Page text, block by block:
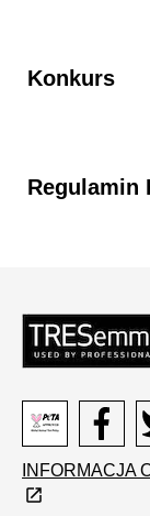
Konkurs
Regulamin
Peta
logo
Facebook
INFORMACJA